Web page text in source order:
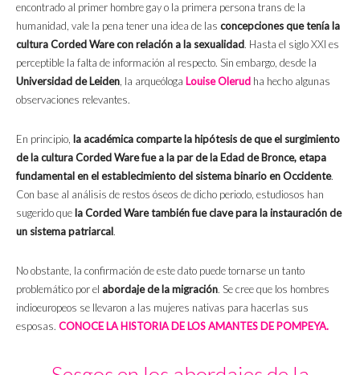
encontrado al primer hombre gay o la primera persona trans de la
humanidad, vale la pena tener una idea de las concepciones que tenía la
cultura Corded Ware con relación a la sexualidad. Hasta el siglo XXI es
perceptible la falta de información al respecto. Sin embargo, desde la
Universidad de Leiden, la arqueóloga Louise Olerud ha hecho algunas
observaciones relevantes.
En principio, la académica comparte la hipótesis de que el surgimiento
de la cultura Corded Ware fue a la par de la Edad de Bronce, etapa
fundamental en el establecimiento del sistema binario en Occidente.
Con base al análisis de restos óseos de dicho periodo, estudiosos han
sugerido que la Corded Ware también fue clave para la instauración de
un sistema patriarcal.
No obstante, la confirmación de este dato puede tornarse un tanto
problemático por el abordaje de la migración. Se cree que los hombres
indioeuropeos se llevaron a las mujeres nativas para hacerlas sus
esposas. CONOCE LA HISTORIA DE LOS AMANTES DE POMPEYA.